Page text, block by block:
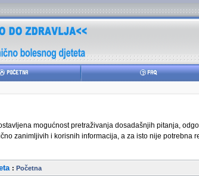
mogućnost pretraživanja dosadašnjih pitanja,
zanimljivih i korisnih informacija, a za isto nije
: Početna